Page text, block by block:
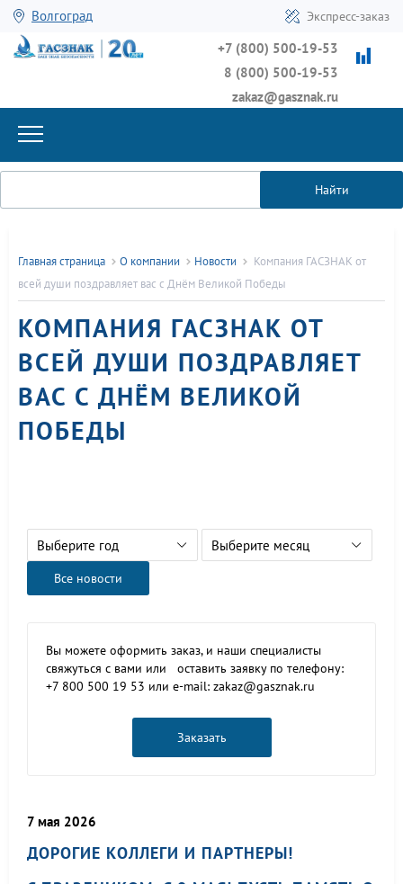
Волгоград Экспресс-заказ
+7 (800) 500-19-53
8 (800) 500-19-53
zakaz@gasznak.ru
Найти
Главная страница О компании Новости
Компания ГАСЗНАК от
всей души поздравляет вас с Днём Великой Победы
КОМПАНИЯ ГАСЗНАК ОТ
ВСЕЙ ДУШИ ПОЗДРАВЛЯЕТ
ВАС С ДНЁМ ВЕЛИКОЙ
ПОБЕДЫ
Выберите год Выберите месяц
Все новости
Вы можете оформить заказ, и наши специалисты
свяжуться с вами или оставить заявку по телефону:
+7 800 500 19 53 или e-mail: zakaz@gasznak.ru
Заказать
7 мая 2026
ДОРОГИЕ КОЛЛЕГИ И ПАРТНЕРЫ!